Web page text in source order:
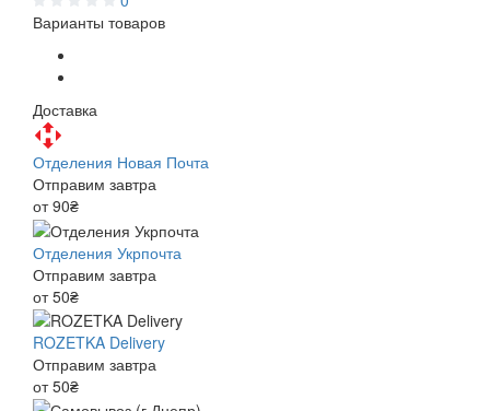
Варианты товаров
Доставка
Отделения Новая Почта
Отправим завтра
от 90₴
Отделения Укрпочта
Отправим завтра
от 50₴
ROZETKA Delivery
Отправим завтра
от 50₴